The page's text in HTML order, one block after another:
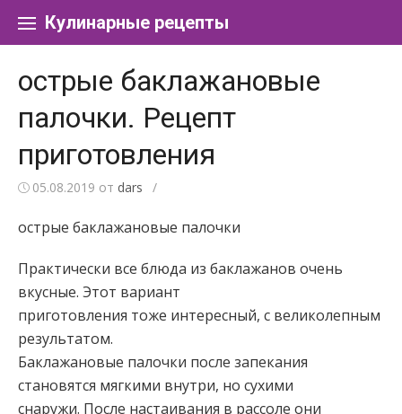
Кулинарные рецепты
острые баклажановые
палочки. Рецепт
приготовления
05.08.2019 от dars /
острые баклажановые палочки
Практически все блюда из баклажанов очень
вкусные. Этот вариант
приготовления тоже интересный, с великолепным
результатом.
Баклажановые палочки после запекания
становятся мягкими внутри, но сухими
снаружи. После настаивания в рассоле они